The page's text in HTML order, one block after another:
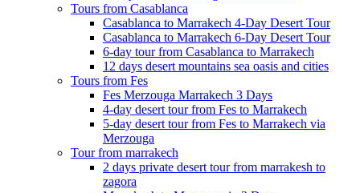
Tours from Casablanca
Casablanca to Marrakech 4-Day Desert Tour
Casablanca to Marrakech 6-Day Desert Tour
6-day tour from Casablanca to Marrakech
12 days desert mountains sea oasis and cities
Tours from Fes
Fes Merzouga Marrakech 3 Days
4-day desert tour from Fes to Marrakech
5-day desert tour from Fes to Marrakech via
Merzouga
Tour from marrakech
2 days private desert tour from marrakesh to
zagora